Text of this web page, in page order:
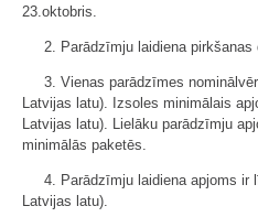
23.oktobris.
2. Parādzīmju laidiena
3. Vienas parādzīmes
Latvijas latu). Izsoles minimālais
Latvijas latu). Lielāku parādzīmju
minimālās paketēs.
4. Parādzīmju laidiena apjoms ir
Latvijas latu).